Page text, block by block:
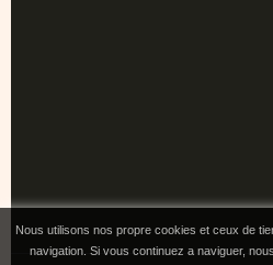
Nous utilisons nos propre cookies et ceux de
navigation. Si vous continuez a naviguer,